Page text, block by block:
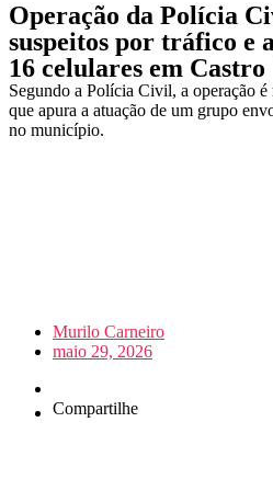
Operação da Polícia
suspeitos por tráfico e
16 celulares em Castro
Segundo a Polícia Civil, a operação
que apura a atuação de um grupo
no município.
Murilo Carneiro
maio 29, 2026
Compartilhe